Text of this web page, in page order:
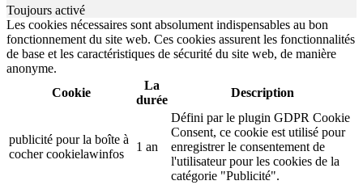
Toujours activé
Les cookies nécessaires sont absolument indispensables au bon
fonctionnement du site web. Ces cookies assurent les fonctionnalités
de base et les caractéristiques de sécurité du site web, de manière
anonyme.
Cookie
La
durée
Description
publicité pour la boîte à
cocher cookielawinfos
1 an
Défini par le plugin GDPR Cookie
Consent, ce cookie est utilisé pour
enregistrer le consentement de
l'utilisateur pour les cookies de la
catégorie "Publicité".